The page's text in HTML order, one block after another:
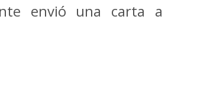
envió una carta a